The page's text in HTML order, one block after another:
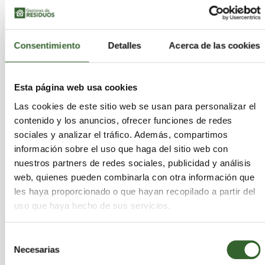
Consentimiento Detalles Acerca de las cookies
Esta página web usa cookies
Las cookies de este sitio web se usan para personalizar el
contenido y los anuncios, ofrecer funciones de redes
sociales y analizar el tráfico. Además, compartimos
información sobre el uso que haga del sitio web con
nuestros partners de redes sociales, publicidad y análisis
web, quienes pueden combinarla con otra información que
les haya proporcionado o que hayan recopilado a partir del
uso que haya hecho de sus servicios.
Necesarias
Adaptación de diseños procedentes de
El desarrollo contempla además cavidades tipo
rendimiento del haz.
Sistemas magnetrónicos de alta potencia
La segunda línea tecnológica aborda la elevada
demanda eléctrica asociada a laoperación
continua de aceleradores ADS.